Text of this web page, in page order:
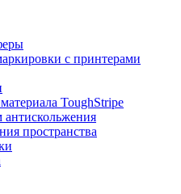
с принтерами
ToughStripe
пространства